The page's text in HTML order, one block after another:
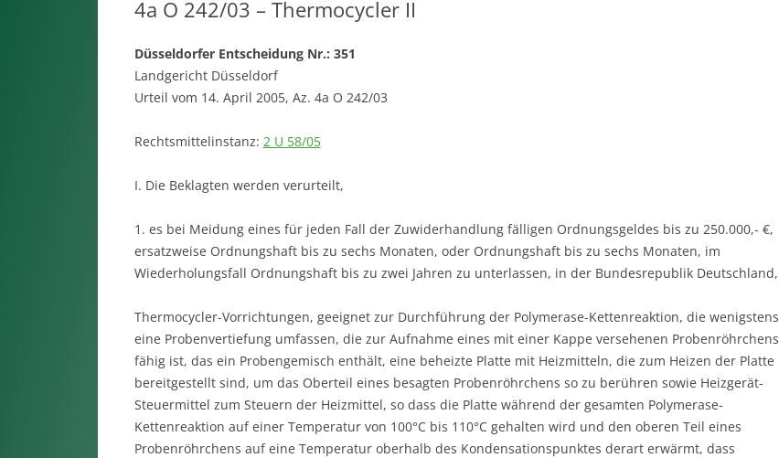
4a O 242/03 – Thermocycler II
Düsseldorfer Entscheidung Nr.: 351
Landgericht Düsseldorf
Urteil vom 14. April 2005, Az. 4a O 242/03
Rechtsmittelinstanz: 2 U 58/05
I. Die Beklagten werden verurteilt,
1. es bei Meidung eines für jeden Fall der Zuwiderhandlung fälligen Ordnungsgeldes bis zu 250.000,- €,
ersatzweise Ordnungshaft bis zu sechs Monaten, oder Ordnungshaft bis zu sechs Monaten, im
Wiederholungsfall Ordnungshaft bis zu zwei Jahren zu unterlassen, in der Bundesrepublik Deutschland,
Thermocycler-Vorrichtungen, geeignet zur Durchführung der Polymerase-Kettenreaktion, die wenigstens
eine Probenvertiefung umfassen, die zur Aufnahme eines mit einer Kappe versehenen Probenröhrchens
fähig ist, das ein Probengemisch enthält, eine beheizte Platte mit Heizmitteln, die zum Heizen der Platte
bereitgestellt sind, um das Oberteil eines besagten Probenröhrchens so zu berühren sowie Heizgerät-
Steuermittel zum Steuern der Heizmittel, so dass die Platte während der gesamten Polymerase-
Kettenreaktion auf einer Temperatur von 100°C bis 110°C gehalten wird und den oberen Teil eines
Probenröhrchens auf eine Temperatur oberhalb des Kondensationspunktes derart erwärmt, dass